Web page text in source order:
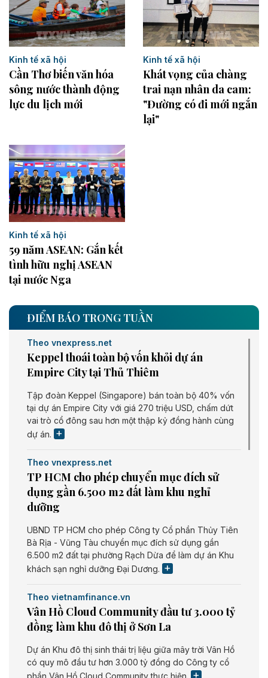
Kinh tế xã hội
Cần Thơ biến văn hóa
sông nước thành động
lực du lịch mới
Kinh tế xã hội
Khát vọng của chàng
trai nạn nhân da cam:
"Đường có đi mới ngắn
lại"
Kinh tế xã hội
59 năm ASEAN: Gắn kết
tình hữu nghị ASEAN
tại nước Nga
ĐIỂM BÁO TRONG TUẦN
Theo vnexpress.net
Keppel thoái toàn bộ vốn khỏi dự án
Empire City tại Thủ Thiêm
Tập đoàn Keppel (Singapore) bán toàn bộ 40% vốn
tại dự án Empire City với giá 270 triệu USD, chấm dứt
vai trò cổ đông sau hơn một thập kỷ đồng hành cùng
dự án.
Theo vnexpress.net
TP HCM cho phép chuyển mục đích sử
dụng gần 6.500 m2 đất làm khu nghỉ
dưỡng
UBND TP HCM cho phép Công ty Cổ phần Thủy Tiên
Bà Rịa - Vũng Tàu chuyển mục đích sử dụng gần
6.500 m2 đất tại phường Rạch Dừa để làm dự án Khu
khách sạn nghỉ dưỡng Đại Dương.
Theo vietnamfinance.vn
Vân Hồ Cloud Community đầu tư 3.000 tỷ
đồng làm khu đô thị ở Sơn La
Dự án Khu đô thị sinh thái trị liệu giữa mây trời Vân Hồ
có quy mô đầu tư hơn 3.000 tỷ đồng do Công ty cổ